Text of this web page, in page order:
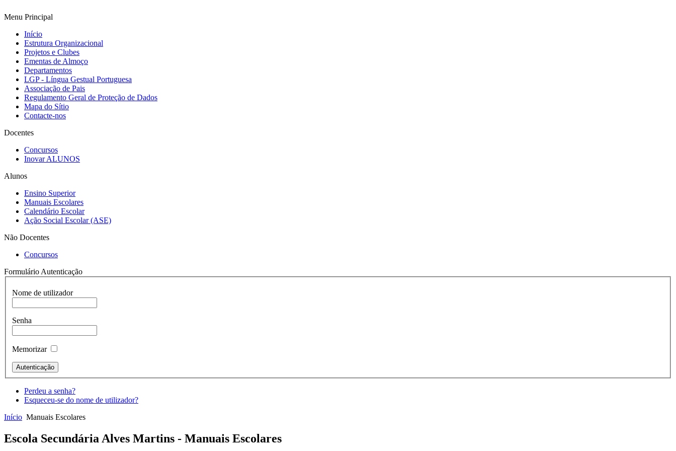
Menu Principal
Início
Estrutura Organizacional
Projetos e Clubes
Ementas de Almoço
Departamentos
LGP - Língua Gestual Portuguesa
Associação de Pais
Regulamento Geral de Proteção de Dados
Mapa do Sítio
Contacte-nos
Docentes
Concursos
Inovar ALUNOS
Alunos
Ensino Superior
Manuais Escolares
Calendário Escolar
Ação Social Escolar (ASE)
Não Docentes
Concursos
Formulário Autenticação
Nome de utilizador
Senha
Memorizar
Perdeu a senha?
Esqueceu-se do nome de utilizador?
Início Manuais Escolares
Escola Secundária Alves Martins - Manuais Escolares